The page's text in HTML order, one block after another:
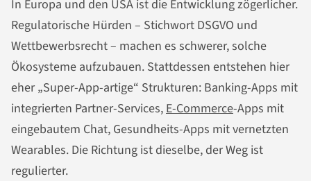
In Europa und den USA ist die Entwicklung zögerlicher.
Regulatorische Hürden – Stichwort DSGVO und
Wettbewerbsrecht – machen es schwerer, solche
Ökosysteme aufzubauen. Stattdessen entstehen hier
eher „Super-App-artige“ Strukturen: Banking-Apps mit
integrierten Partner-Services, E-Commerce-Apps mit
eingebautem Chat, Gesundheits-Apps mit vernetzten
Wearables. Die Richtung ist dieselbe, der Weg ist
regulierter.